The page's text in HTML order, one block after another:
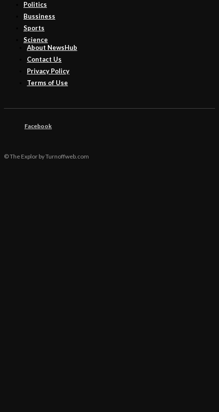
Politics
Bussiness
Sports
Science
About NewsHub
Contact Us
Privacy Policy
Terms of Use
Facebook
© The Explor by Turnoffweb.com